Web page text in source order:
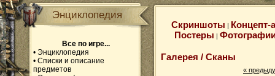
Энциклопедия
Все по игре...
• Энциклопедия
• Списки и описание
предметов
Скриншоты | Концепт-
Постеры |
Галерея / Сканы
«